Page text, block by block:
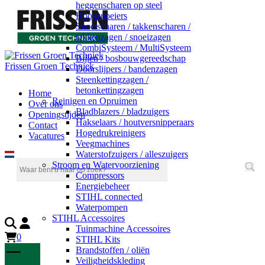
Frissen Groen Techniek
Home
Over ons
Openingstijden
Contact
Vacatures
heggenscharen op steel
Hoogsnoeiers
Snoeischaren / takkenscharen /
takkenzagen / snoeizagen
CombiSysteem / MultiSysteem
Bijlen / bosbouwgereedschap
Doorslijpers / bandenzagen
Steenkettingzagen /
betonkettingzagen
Reinigen en Opruimen
Bladblazers / bladzuigers
Hakselaars / houtversnipperaars
Hogedrukreinigers
Veegmachines
Waterstofzuigers / alleszuigers
Stroom en Watervoorziening
Compressors
Energiebeheer
STIHL connected
Waterpompen
STIHL Accessoires
Tuinmachine Accessoires
STIHL Kits
Brandstoffen / oliën
Veiligheidskleding
0